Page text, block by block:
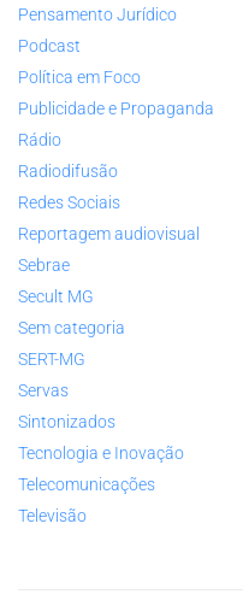
Pensamento Jurídico
Podcast
Política em Foco
Publicidade e Propaganda
Rádio
Radiodifusão
Redes Sociais
Reportagem audiovisual
Sebrae
Secult MG
Sem categoria
SERT-MG
Servas
Sintonizados
Tecnologia e Inovação
Telecomunicações
Televisão